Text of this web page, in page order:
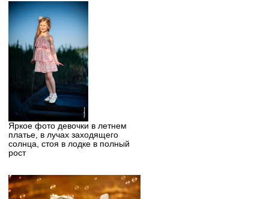
Яркое фото девочки в летнем
платье, в лучах заходящего
солнца, стоя в лодке в полный
рост